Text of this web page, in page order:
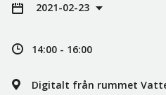
2021-02-23
14:00 - 16:00
Digitalt från rummet